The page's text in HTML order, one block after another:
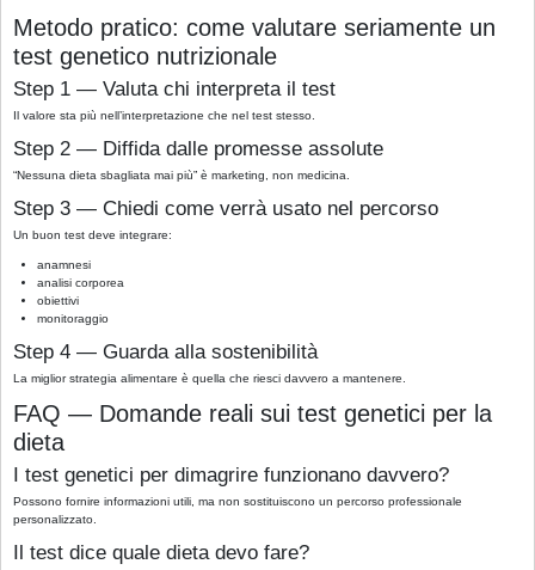
Metodo pratico: come valutare seriamente un
test genetico nutrizionale
Step 1 — Valuta chi interpreta il test
Il valore sta più nell’interpretazione che nel test stesso.
Step 2 — Diffida dalle promesse assolute
“Nessuna dieta sbagliata mai più” è marketing, non medicina.
Step 3 — Chiedi come verrà usato nel percorso
Un buon test deve integrare:
anamnesi
analisi corporea
obiettivi
monitoraggio
Step 4 — Guarda alla sostenibilità
La miglior strategia alimentare è quella che riesci davvero a mantenere.
FAQ — Domande reali sui test genetici per la
dieta
I test genetici per dimagrire funzionano davvero?
Possono fornire informazioni utili, ma non sostituiscono un percorso professionale
personalizzato.
Il test dice quale dieta devo fare?